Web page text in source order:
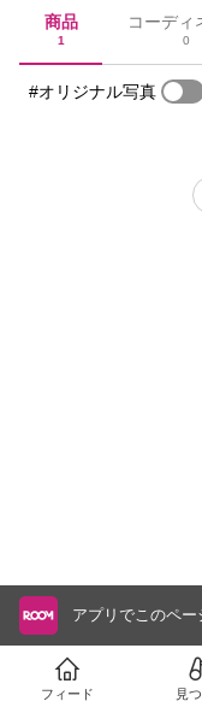
商品
1
コーディ
0
#オリジナル写真
アプリでこのペー
フィード 見